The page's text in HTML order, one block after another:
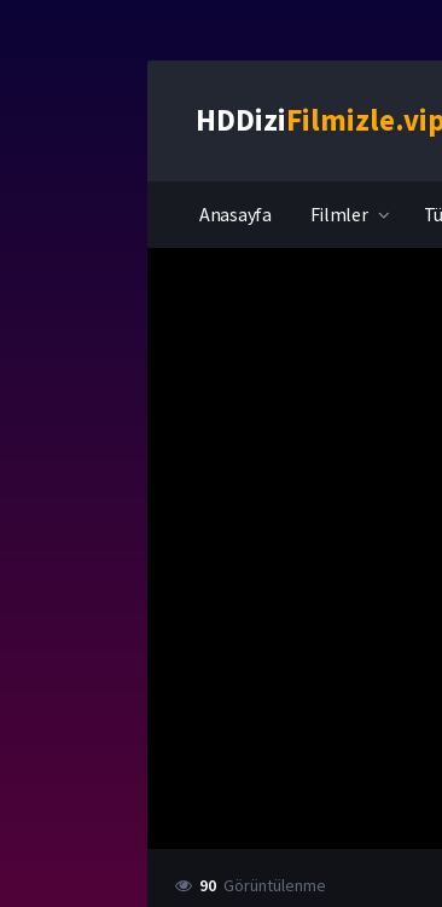
HDDizi
Anasayfa Filmler
90 Görüntülenme